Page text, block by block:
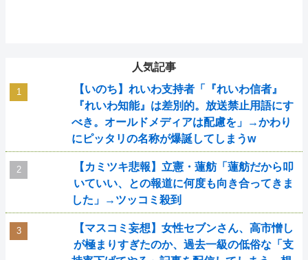
人気記事
【いのち】れいわ支持者「『れいわ信者』
『れいわ知能』は差別的。放送禁止用語にす
べき。オールドメディアは配慮を」→かわり
にピッタリの名称が爆誕してしまうw
【カミツキ悲報】立憲・蓮舫「蓮舫だから叩
いていい、との報道に何度も向き合ってきま
した」→ツッコミ殺到
【マスコミ妄想】女性セブンさん、高市憎し
が極まりすぎたのか、過去一級の低俗な「支